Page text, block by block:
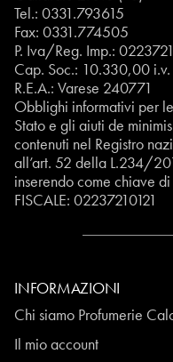
Tel.: 0331.793615
Fax: 0331.774505
P. Iva/Reg. Imp.:
Cap. Soc.: 10.330,00 i.v.
R.E.A.: Varese 240771
Obblighi informativi per
Stato e gli aiuti de
contenuti nel Registro
all’art. 52 della L.234/
inserendo come chiave
FISCALE: 02237210121
INFORMAZIONI
Chi siamo Profumerie
Il mio account